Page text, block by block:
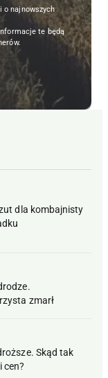
o najnowszych
te będą
dla kombajnisty
zmarł
Skąd tak
cen?